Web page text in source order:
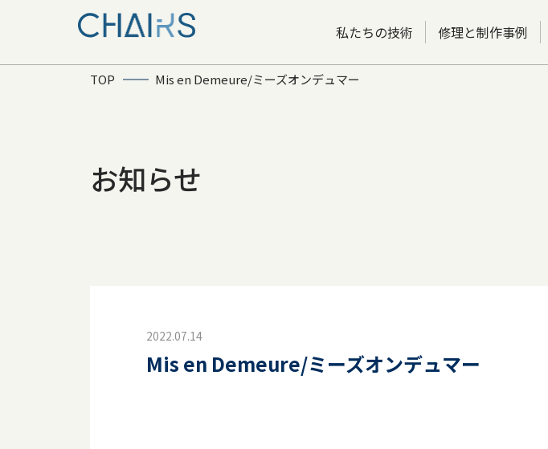
私たちの技術 修理と制作事例
TOP Mis en Demeure/ミーズオンデュマー
お知らせ
2022.07.14
Mis en Demeure/ミーズオンデュマー